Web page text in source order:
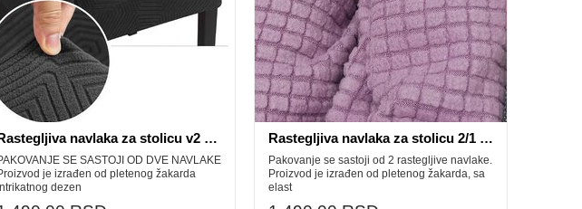
Rastegljiva navlaka za stolicu v2 crna
SE SASTOJI OD DVE NAVLAKE
je izrađen od pletenog žakarda
dezen
Rastegljiva navlaka za stolicu 2/1 mix boja v1
Pakovanje se sastoji od 2 rastegljive navlake.
Proizvod je izrađen od pletenog žakarda, sa
elast